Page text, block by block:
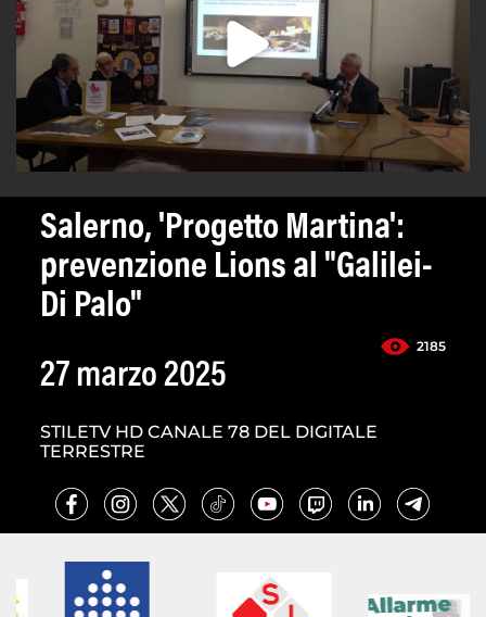
Salerno, 'Progetto Martina':
prevenzione Lions al "Galilei-
Di Palo"
2185
27 marzo 2025
STILETV HD CANALE 78 DEL DIGITALE
TERRESTRE